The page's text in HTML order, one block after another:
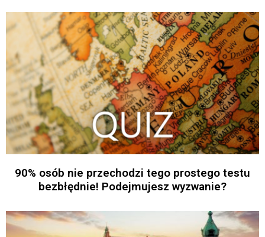
90% osób nie przechodzi tego prostego testu
bezbłędnie! Podejmujesz wyzwanie?